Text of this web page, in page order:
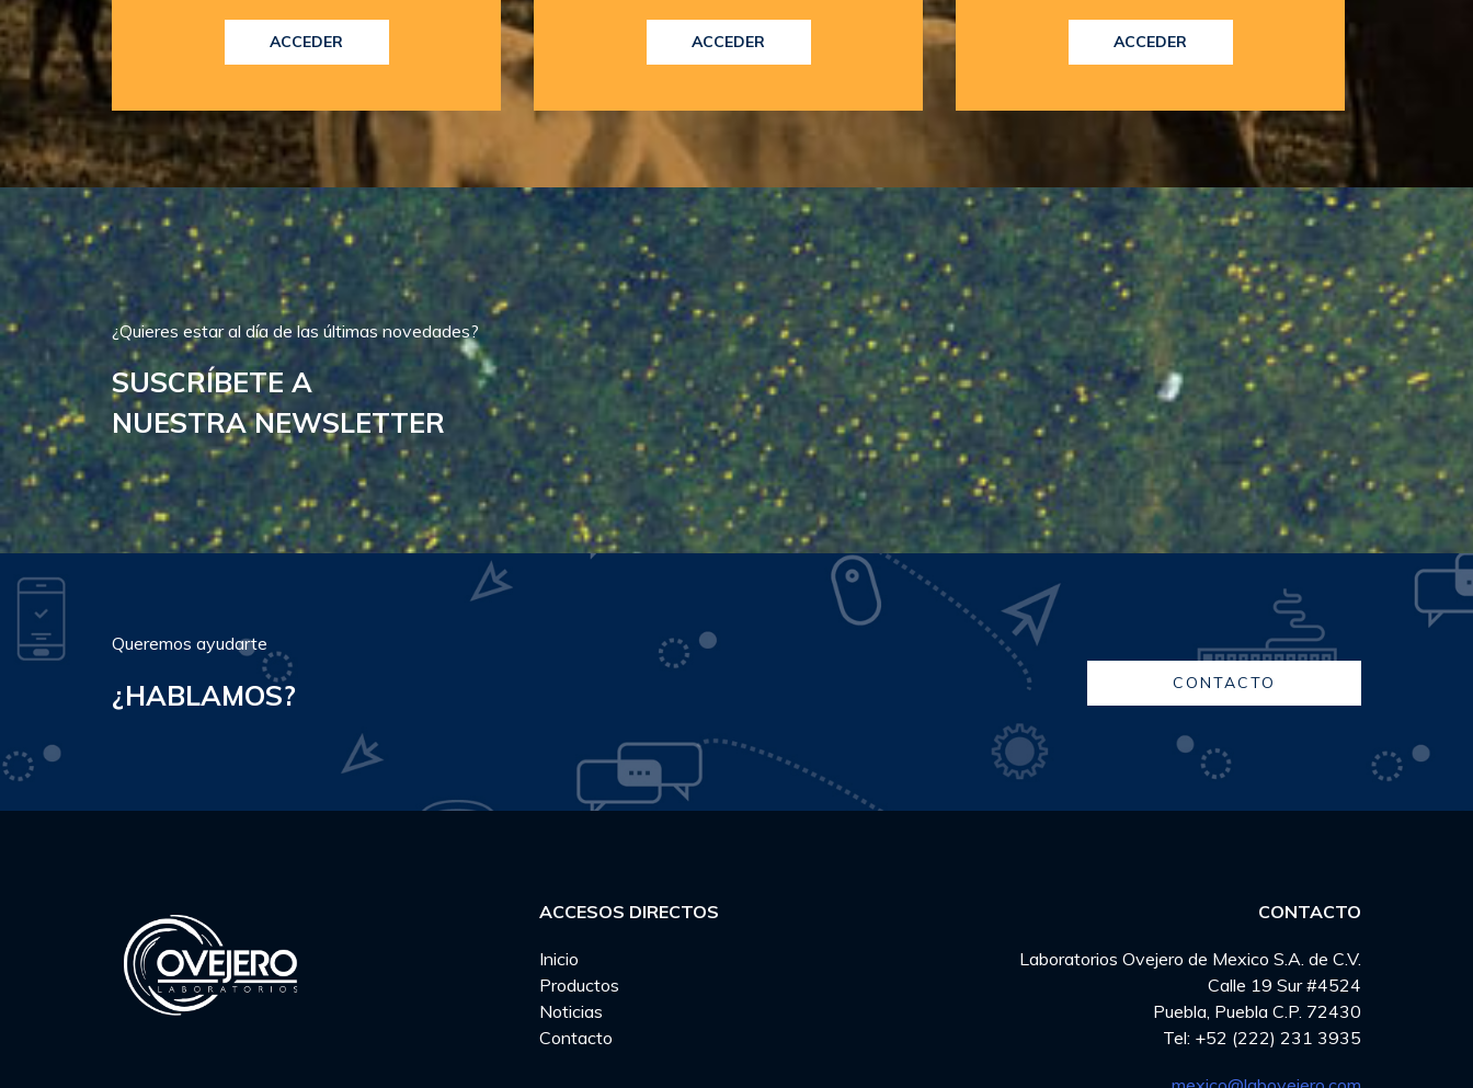
ACCEDER ACCEDER ACCEDER
¿Quieres estar al día de las últimas novedades?
SUSCRÍBETE A
NUESTRA NEWSLETTER
Queremos ayudarte
¿HABLAMOS? CONTACTO
ACCESOS DIRECTOS
Inicio
Productos
Noticias
Contacto
CONTACTO
Laboratorios Ovejero de Mexico S.A. de C.V.
Calle 19 Sur #4524
Puebla, Puebla C.P. 72430
Tel: +52 (222) 231 3935